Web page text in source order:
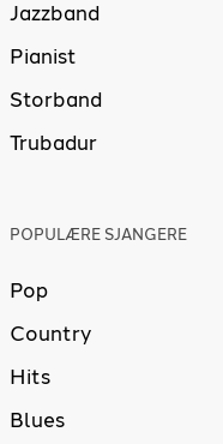
Jazzband
Pianist
Storband
Trubadur
POPULÆRE SJANGERE
Pop
Country
Hits
Blues